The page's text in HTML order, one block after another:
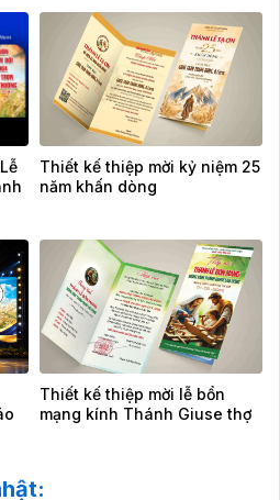
Thiết kế thiệp mời kỷ niệm 25
năm khấn dòng
Thiết kế thiệp mời lễ bổn
mạng kính Thánh Giuse thợ